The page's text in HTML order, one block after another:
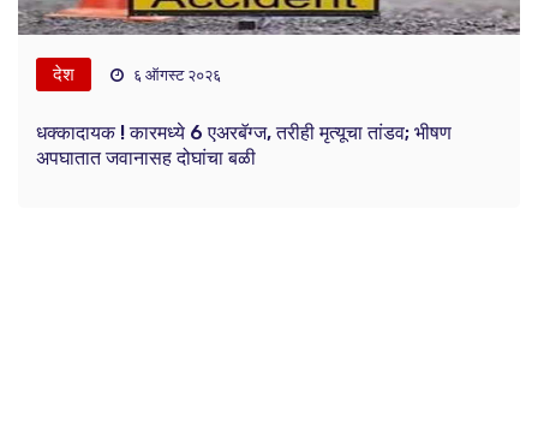
देश ६ ऑगस्ट २०२६
धक्कादायक ! कारमध्ये 6 एअरबॅग्ज, तरीही मृत्यूचा तांडव; भीषण
अपघातात जवानासह दोघांचा बळी